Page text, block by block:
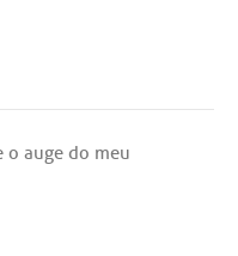
o auge do meu